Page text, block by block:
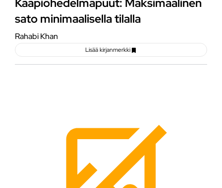
Kääpiöhedelmäpuut: Maksimaalinen
sato minimaalisella tilalla
Rahabi Khan
Lisää kirjanmerkki